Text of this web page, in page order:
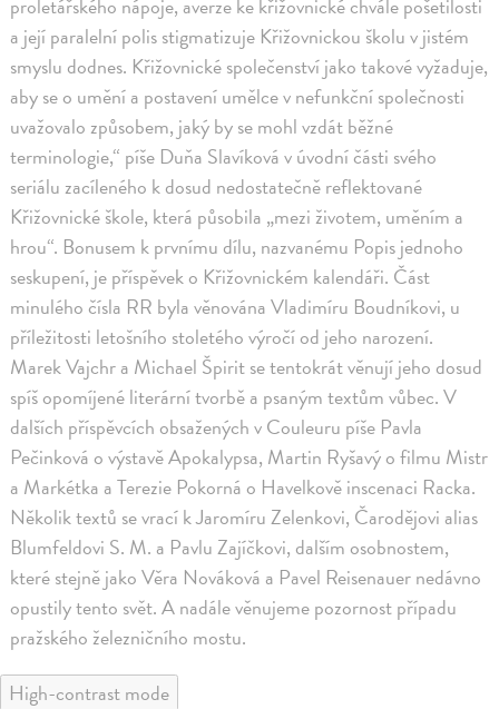
proletářského nápoje, averze ke křižovnické chvále pošetilosti
a její paralelní polis stigmatizuje Křižovnickou školu v jistém
smyslu dodnes. Křižovnické společenství jako takové vyžaduje,
aby se o umění a postavení umělce v nefunkční společnosti
uvažovalo způsobem, jaký by se mohl vzdát běžné
terminologie,“ píše Duňa Slavíková v úvodní části svého
seriálu zacíleného k dosud nedostatečně reflektované
Křižovnické škole, která působila „mezi životem, uměním a
hrou“. Bonusem k prvnímu dílu, nazvanému Popis jednoho
seskupení, je příspěvek o Křižovnickém kalendáři. Část
minulého čísla RR byla věnována Vladimíru Boudníkovi, u
příležitosti letošního stoletého výročí od jeho narození.
Marek Vajchr a Michael Špirit se tentokrát věnují jeho dosud
spíš opomíjené literární tvorbě a psaným textům vůbec. V
dalších příspěvcích obsažených v Couleuru píše Pavla
Pečinková o výstavě Apokalypsa, Martin Ryšavý o filmu Mistr
a Markétka a Terezie Pokorná o Havelkově inscenaci Racka.
Několik textů se vrací k Jaromíru Zelenkovi, Čarodějovi alias
Blumfeldovi S. M. a Pavlu Zajíčkovi, dalším osobnostem,
které stejně jako Věra Nováková a Pavel Reisenauer nedávno
opustily tento svět. A nadále věnujeme pozornost případu
pražského železničního mostu.
High-contrast mode